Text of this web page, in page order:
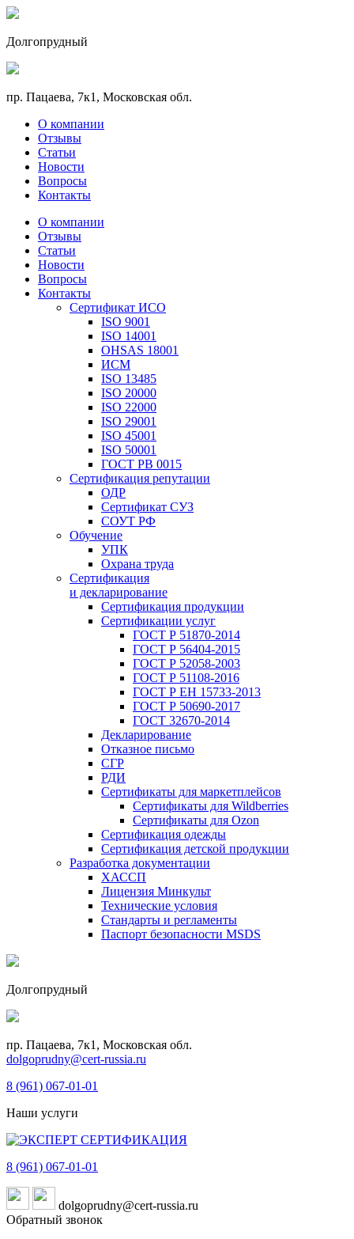
Долгопрудный
пр. Пацаева, 7к1, Московская обл.
О компании
Отзывы
Статьи
Новости
Вопросы
Контакты
О компании
Отзывы
Статьи
Новости
Вопросы
Контакты
Сертификат ИСО
ISO 9001
ISO 14001
OHSAS 18001
ИСМ
ISO 13485
ISO 20000
ISO 22000
ISO 29001
ISO 45001
ISO 50001
ГОСТ РВ 0015
Сертификация репутации
ОДР
Сертификат СУЗ
СОУТ РФ
Обучение
УПК
Охрана труда
Сертификация
и декларирование
Сертификация продукции
Сертификации услуг
ГОСТ Р 51870-2014
ГОСТ Р 56404-2015
ГОСТ Р 52058-2003
ГОСТ Р 51108-2016
ГОСТ Р ЕН 15733-2013
ГОСТ Р 50690-2017
ГОСТ 32670-2014
Декларирование
Отказное письмо
СГР
РДИ
Сертификаты для маркетплейсов
Сертификаты для Wildberries
Сертификаты для Ozon
Сертификация одежды
Сертификация детской продукции
Разработка документации
ХАССП
Лицензия Минкульт
Технические условия
Стандарты и регламенты
Паспорт безопасности MSDS
Долгопрудный
пр. Пацаева, 7к1, Московская обл.
dolgoprudny@cert-russia.ru
8 (961) 067-01-01
Наши услуги
8 (961) 067-01-01
dolgoprudny@cert-russia.ru
Обратный звонок